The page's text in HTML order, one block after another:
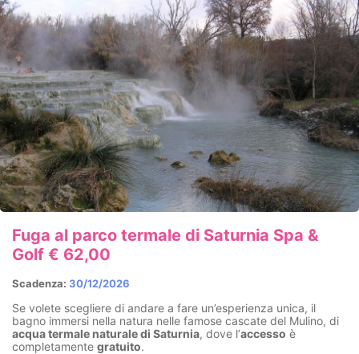
Scadenza: 30/12/2026
Fuga al parco termale di Saturnia Spa &
Golf € 62,00
Se volete scegliere di andare a fare un’esperienza unica, il
bagno immersi nella natura nelle famose cascate del Mulino, di
acqua termale naturale di Saturnia, dove l’accesso è
completamente gratuito.